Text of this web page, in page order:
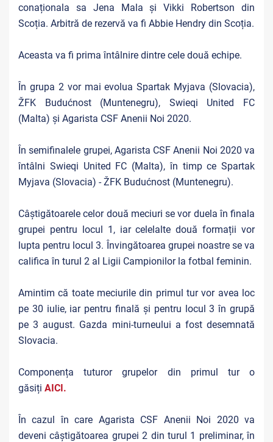
conaționala sa Jena Mala și Vikki Robertson din
Scoția. Arbitră de rezervă va fi Abbie Hendry din Scoția.
Aceasta va fi prima întâlnire dintre cele două echipe.
În grupa 2 vor mai evoluaSpartak Myjava (Slovacia),
ŽFK Budućnost (Muntenegru), Swieqi United FC
(Malta) și Agarista CSF Anenii Noi 2020.
În semifinalele grupei, Agarista CSF Anenii Noi 2020 va
întâlni Swieqi United FC (Malta), în timp ce Spartak
Myjava (Slovacia) - ŽFK Budućnost (Muntenegru).
Câștigătoarele celor două meciuri se vor duela în finala
grupei pentru locul 1, iar celelalte două formații vor
lupta pentru locul 3. Învingătoarea grupei noastre se va
califica în turul 2 al Ligii Campionilor la fotbal feminin.
Amintim că toate meciurile din primul tur vor avea loc
pe 30 iulie, iar pentru finală și pentru locul 3 în grupă
pe 3 august. Gazda mini-turneului a fost desemnată
Slovacia.
Componența tuturor grupelor din primul tur o
găsiți AICI.
În cazul în care Agarista CSF Anenii Noi 2020 va
deveni câștigătoarea grupei 2 din turul 1 preliminar, în